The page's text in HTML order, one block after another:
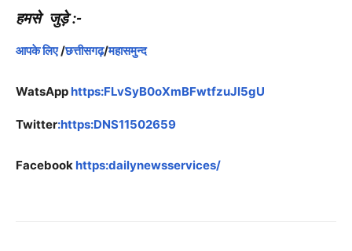
हमसे जुड़े :-
आपके लिए/छत्तीसगढ़/महासमुन्द
WatsApp https:FLvSyB0oXmBFwtfzuJl5gU
Twitter:https:DNS11502659
Facebook https:dailynewsservices/